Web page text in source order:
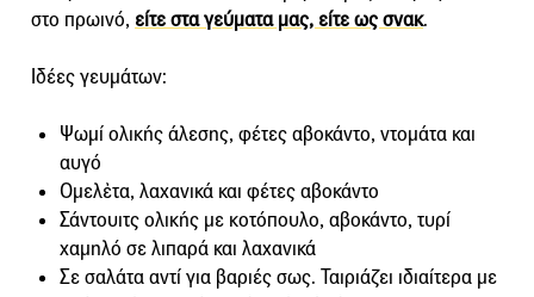
στο πρωινό, είτε στα γεύματα μας, είτε ως σνακ.
Ιδέες γευμάτων:
Ψωμί ολικής άλεσης, φέτες αβοκάντο, ντομάτα και
αυγό
Ομελἐτα, λαχανικά και φέτες αβοκάντο
Σάντουιτς ολικής με κοτόπουλο, αβοκάντο, τυρί
χαμηλό σε λιπαρά και λαχανικά
Σε σαλάτα αντί για βαριές σως. Ταιριάζει ιδιαίτερα με